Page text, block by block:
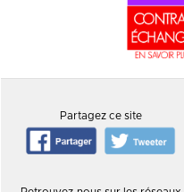
Partagez ce site